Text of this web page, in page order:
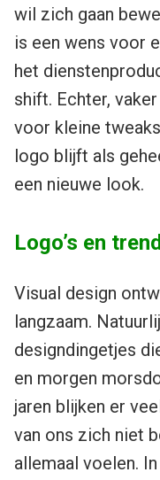
wil zich gaan
is een wens voor
het
shift. Echter,
voor kleine
logo blijft als
een nieuwe look.
Logo’s en
Visual design
langzaam.
designdingetjes
en morgen
jaren blijken er
van ons zich niet
allemaal voelen.